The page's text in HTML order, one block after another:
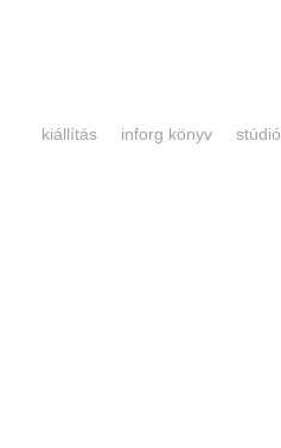
kiállítás inforg könyv stúdió